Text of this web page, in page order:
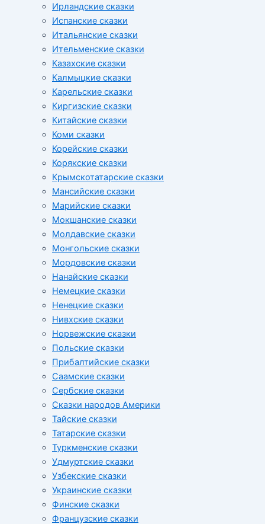
Ирландские сказки
Испанские сказки
Итальянские сказки
Ительменские сказки
Казахские сказки
Калмыцкие сказки
Карельские сказки
Киргизские сказки
Китайские сказки
Коми сказки
Корейские сказки
Корякские сказки
Крымскотатарские сказки
Мансийские сказки
Марийские сказки
Мокшанские сказки
Молдавские сказки
Монгольские сказки
Мордовские сказки
Нанайские сказки
Немецкие сказки
Ненецкие сказки
Нивхские сказки
Норвежские сказки
Польские сказки
Прибалтийские сказки
Cаамские сказки
Сербские сказки
Сказки народов Америки
Тайские сказки
Татарские сказки
Туркменские сказки
Удмуртские сказки
Узбекские сказки
Украинские сказки
Финские сказки
Французские сказки